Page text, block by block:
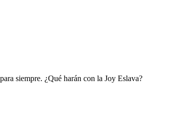
siempre. ¿Qué harán con la Joy Eslava?